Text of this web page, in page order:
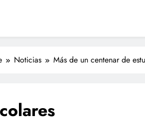
Noticias Más de un centenar de